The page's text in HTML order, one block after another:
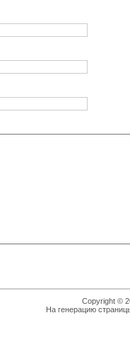
Copyright ©
На генерацию